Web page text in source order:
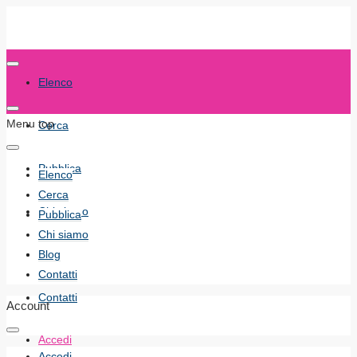
Elenco
Cerca
Pubblica
Chi siamo
Blog
Contatti
Accedi
Menu top
Elenco
Cerca
Pubblica
Chi siamo
Blog
Contatti
Account